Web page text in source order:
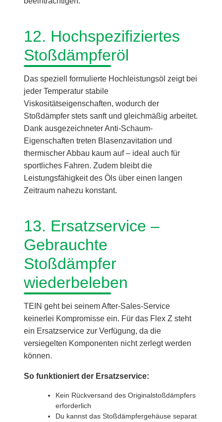
12. Hochspezifiziertes
Stoßdämpferöl
Das speziell formulierte Hochleistungsöl zeigt bei
jeder Temperatur stabile
Viskositätseigenschaften, wodurch der
Stoßdämpfer stets sanft und gleichmäßig arbeitet.
Dank ausgezeichneter Anti-Schaum-
Eigenschaften treten Blasenzavitation und
thermischer Abbau kaum auf – ideal auch für
sportliches Fahren. Zudem bleibt die
Leistungsfähigkeit des Öls über einen langen
Zeitraum nahezu konstant.
13. Ersatzservice –
Gebrauchte
Stoßdämpfer
wiederbeleben
TEIN geht bei seinem After-Sales-Service
keinerlei Kompromisse ein. Für das Flex Z steht
ein Ersatzservice zur Verfügung, da die
versiegelten Komponenten nicht zerlegt werden
können.
So funktioniert der Ersatzservice:
Kein Rückversand des Originalstoßdämpfers
erforderlich
Du kannst das Stoßdämpfergehäuse separat